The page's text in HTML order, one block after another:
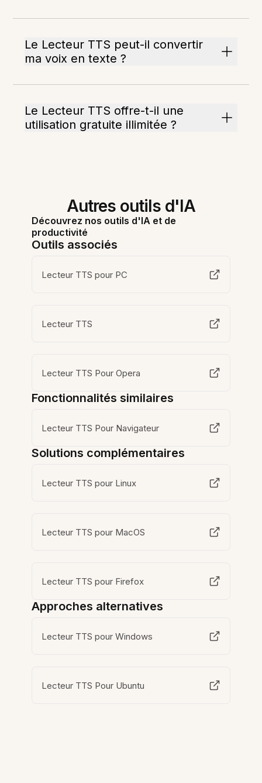
Le Lecteur TTS peut-il convertir
ma voix en texte ?
Le Lecteur TTS offre-t-il une
utilisation gratuite illimitée ?
Autres outils d'IA
Découvrez nos outils d'IA et de
productivité
Outils associés
Lecteur TTS pour PC
Lecteur TTS
Lecteur TTS Pour Opera
Fonctionnalités similaires
Lecteur TTS Pour Navigateur
Solutions complémentaires
Lecteur TTS pour Linux
Lecteur TTS pour MacOS
Lecteur TTS pour Firefox
Approches alternatives
Lecteur TTS pour Windows
Lecteur TTS Pour Ubuntu